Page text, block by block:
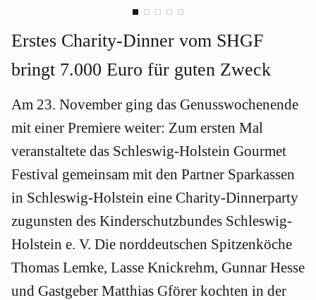
Erstes Charity-Dinner vom SHGF
bringt 7.000 Euro für guten Zweck
Am 23. November ging das Genusswochenende
mit einer Premiere weiter: Zum ersten Mal
veranstaltete das Schleswig-Holstein Gourmet
Festival gemeinsam mit den Partner Sparkassen
in Schleswig-Holstein eine Charity-Dinnerparty
zugunsten des Kinderschutzbundes Schleswig-
Holstein e. V. Die norddeutschen Spitzenköche
Thomas Lemke, Lasse Knickrehm, Gunnar Hesse
und Gastgeber Matthias Gförer kochten in der